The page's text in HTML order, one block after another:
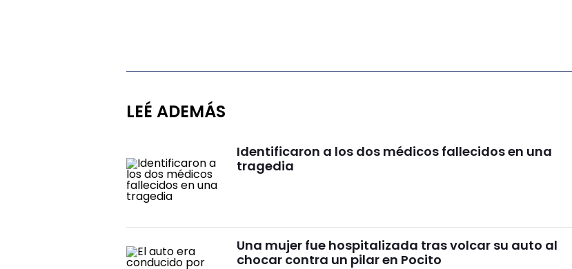
LEÉ ADEMÁS
Identificaron a los dos médicos fallecidos en una
tragedia
Una mujer fue hospitalizada tras volcar su auto al
chocar contra un pilar en Pocito